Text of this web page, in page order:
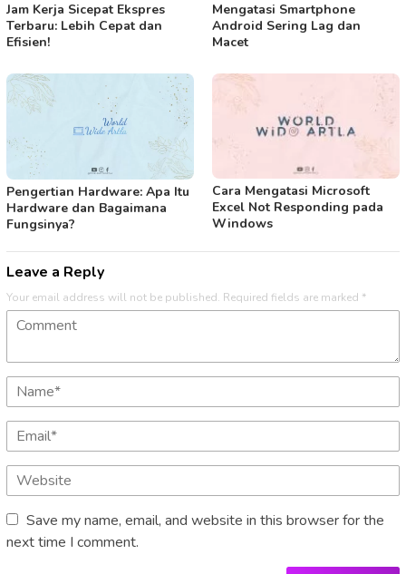
Jam Kerja Sicepat Ekspres
Terbaru: Lebih Cepat dan
Efisien!
Mengatasi Smartphone
Android Sering Lag dan
Macet
Pengertian Hardware: Apa Itu
Hardware dan Bagaimana
Fungsinya?
Cara Mengatasi Microsoft
Excel Not Responding pada
Windows
Leave a Reply
Your email address will not be published. Required fields are marked *
Save my name, email, and website in this browser for the
next time I comment.